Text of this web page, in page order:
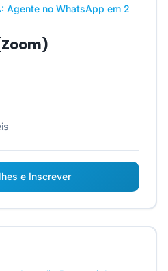
Agente no WhatsApp em 2
e Inscrever